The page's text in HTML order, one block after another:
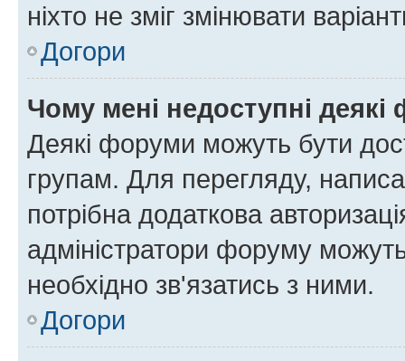
ніхто не зміг змінювати
Догори
Чому мені недоступні
Деякі форуми можуть бути
групам. Для перегляду,
потрібна додаткова
адміністратори форуму
необхідно зв'язатись з ними.
Догори